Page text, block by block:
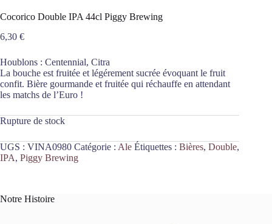
Cocorico Double IPA 44cl Piggy Brewing
6,30 €
Houblons : Centennial, Citra
La bouche est fruitée et légérement sucrée évoquant le fruit
confit. Bière gourmande et fruitée qui réchauffe en attendant
les matchs de l’Euro !
Rupture de stock
UGS : VINA0980 Catégorie : Ale Étiquettes : Bières, Double,
IPA, Piggy Brewing
Notre Histoire